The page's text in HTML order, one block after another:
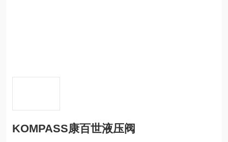
KOMPASS康百世液压阀